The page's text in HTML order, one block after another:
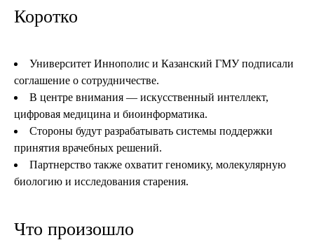
Коротко
Университет Иннополис и Казанский ГМУ подписали
соглашение о сотрудничестве.
В центре внимания — искусственный интеллект,
цифровая медицина и биоинформатика.
Стороны будут разрабатывать системы поддержки
принятия врачебных решений.
Партнерство также охватит геномику, молекулярную
биологию и исследования старения.
Что произошло